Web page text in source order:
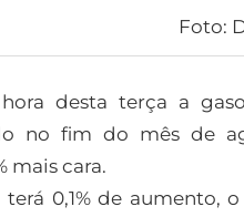
Foto:
desta terça a
no fim do mês de
mais cara.
0,1% de aumento,